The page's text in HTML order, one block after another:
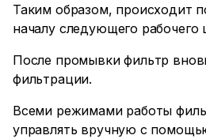
Таким образом, происходит
началу следующего рабочего
После промывки фильтр
фильтрации.
Всеми режимами работы
управлять вручную с